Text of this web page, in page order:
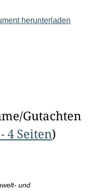
herunterladen
Gutachten
4 Seiten)
und